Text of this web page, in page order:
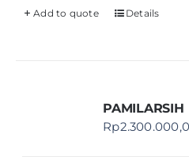
Add to quote Details
PAMILARSIH
Rp